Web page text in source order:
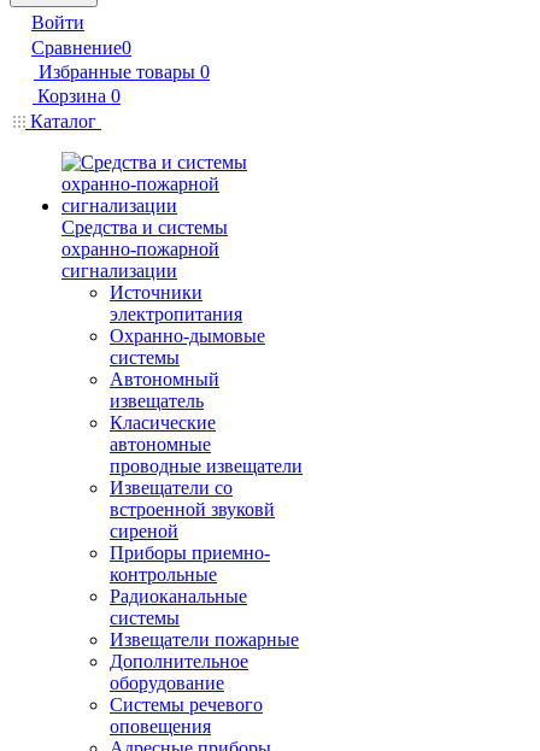
Войти
Сравнение0
Избранные товары 0
Корзина 0
Каталог
Средства и системы
охранно-пожарной
сигнализации
Источники
электропитания
Охранно-дымовые
системы
Автономный
извещатель
Класические
автономные
проводные извещатели
Извещатели со
встроенной звуковй
сиреной
Приборы приемно-
контрольные
Радиоканальные
системы
Извещатели пожарные
Дополнительное
оборудование
Системы речевого
оповещения